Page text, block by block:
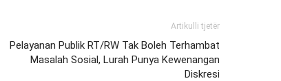
Artikulli tjetër
Pelayanan Publik RT/RW Tak Boleh Terhambat
Masalah Sosial, Lurah Punya Kewenangan
Diskresi